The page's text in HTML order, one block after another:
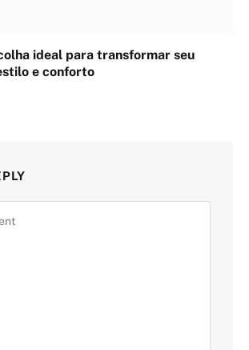
ideal para transformar seu
e conforto